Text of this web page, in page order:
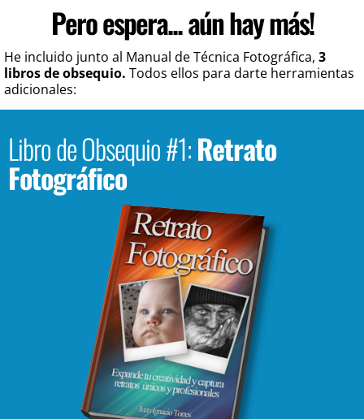
Pero espera... aún hay más!
He incluido junto al Manual de Técnica Fotográfica, 3
libros de obsequio. Todos ellos para darte herramientas
adicionales:
Libro de Obsequio #1:Retrato
Fotográfico